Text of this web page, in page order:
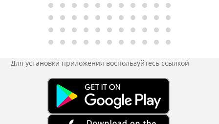
Для установки приложения воспользуйтесь ссылкой